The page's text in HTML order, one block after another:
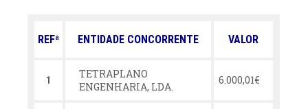
REFª ENTIDADE CONCORRENTE VALOR
1
TETRAPLANO
ENGENHARIA, LDA.
6.000,01€